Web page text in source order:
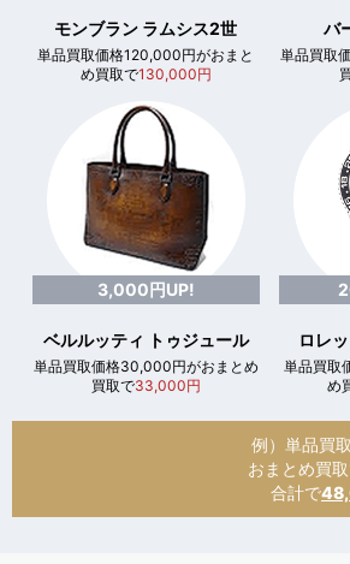
モンブラン ラムシス2世
単品買取価格120,000円がおまと
め買取で130,000円
バ
単品買取
3,000円UP!
ベルルッティ トゥジュール
単品買取価格30,000円がおまとめ
買取で33,000円
ロレ
単品買取
め
例）単品買
おまとめ買
合計で